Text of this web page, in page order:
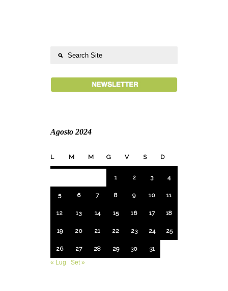
Agosto 2024
L M M G V S D
1 2 3 4
5 6 7 8 9 10 11
12 13 14 15 16 17 18
19 20 21 22 23 24 25
26 27 28 29 30
31
« Lug
Set »